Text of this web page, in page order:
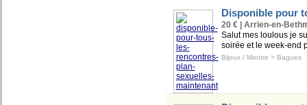
Disponible pour
20 € | Arrien-en-
Salut mes loulous je
soirée et le week-end
Bijoux / Montre > Bagues